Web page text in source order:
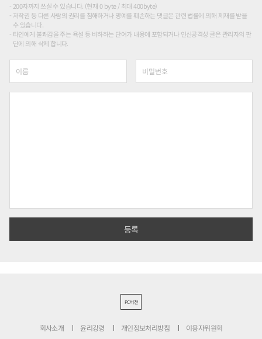
200자까지 쓰실 수 있습니다. (현재 0 byte / 최대 400byte)
저작권 등 다른 사람의 권리를 침해하거나 명예를 훼손하는 댓글은 관련 법률에 의해 제재를 받을
수 있습니다.
타인에게 불쾌감을 주는 욕설 등 비하하는 단어가 내용에 포함되거나 인신공격성 글은 관리자의 판
단에 의해 삭제 합니다.
PC버전
회사소개 윤리강령 개인정보처리방침 이용자위원회